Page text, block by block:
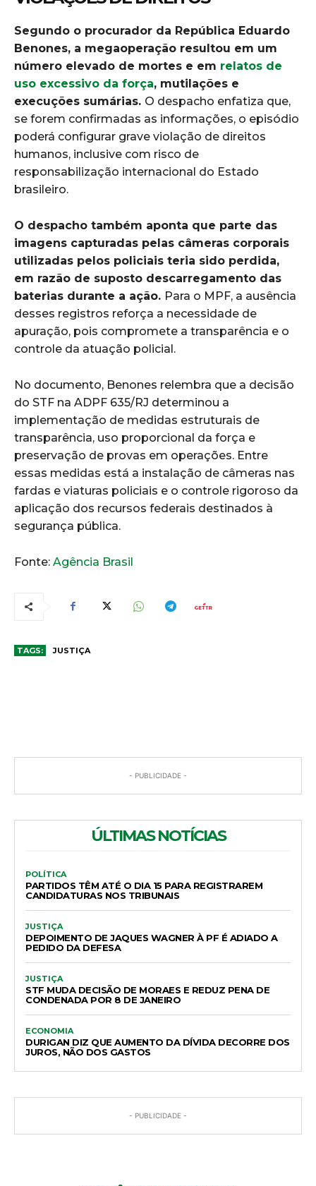
Segundo o procurador da República Eduardo
Benones, a megaoperação resultou em um
número elevado de mortes e em relatos de
uso excessivo da força, mutilações e
execuções sumárias. O despacho enfatiza que,
se forem confirmadas as informações, o episódio
poderá configurar grave violação de direitos
humanos, inclusive com risco de
responsabilização internacional do Estado
brasileiro.
O despacho também aponta que parte das
imagens capturadas pelas câmeras corporais
utilizadas pelos policiais teria sido perdida,
em razão de suposto descarregamento das
baterias durante a ação. Para o MPF, a ausência
desses registros reforça a necessidade de
apuração, pois compromete a transparência e o
controle da atuação policial.
No documento, Benones relembra que a decisão
do STF na ADPF 635/RJ determinou a
implementação de medidas estruturais de
transparência, uso proporcional da força e
preservação de provas em operações. Entre
essas medidas está a instalação de câmeras nas
fardas e viaturas policiais e o controle rigoroso da
aplicação dos recursos federais destinados à
segurança pública.
Fonte: Agência Brasil
TAGS: JUSTIÇA
- PUBLICIDADE -
ÚLTIMAS NOTÍCIAS
POLÍTICA
PARTIDOS TÊM ATÉ O DIA 15 PARA REGISTRAREM
CANDIDATURAS NOS TRIBUNAIS
JUSTIÇA
DEPOIMENTO DE JAQUES WAGNER À PF É ADIADO A
PEDIDO DA DEFESA
JUSTIÇA
STF MUDA DECISÃO DE MORAES E REDUZ PENA DE
CONDENADA POR 8 DE JANEIRO
ECONOMIA
DURIGAN DIZ QUE AUMENTO DA DÍVIDA DECORRE DOS
JUROS, NÃO DOS GASTOS
- PUBLICIDADE -